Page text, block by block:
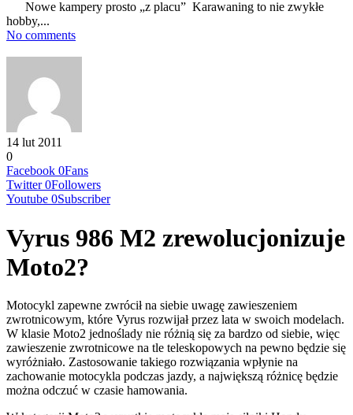
Nowe kampery prosto „z placu” Karawaning to nie zwykłe
hobby,...
No comments
14 lut 2011
0
Facebook 0Fans
Twitter 0Followers
Youtube 0Subscriber
Vyrus 986 M2 zrewolucjonizuje
Moto2?
Motocykl zapewne zwrócił na siebie uwagę zawieszeniem
zwrotnicowym, które Vyrus rozwijał przez lata w swoich modelach.
W klasie Moto2 jednoślady nie różnią się za bardzo od siebie, więc
zawieszenie zwrotnicowe na tle teleskopowych na pewno będzie się
wyróżniało. Zastosowanie takiego rozwiązania wpłynie na
zachowanie motocykla podczas jazdy, a największą różnicę będzie
można odczuć w czasie hamowania.